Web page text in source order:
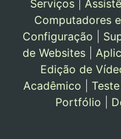
Serviços
Computadores
Configuração
de Websites|
Edição de
Acadêmico
Portfólio